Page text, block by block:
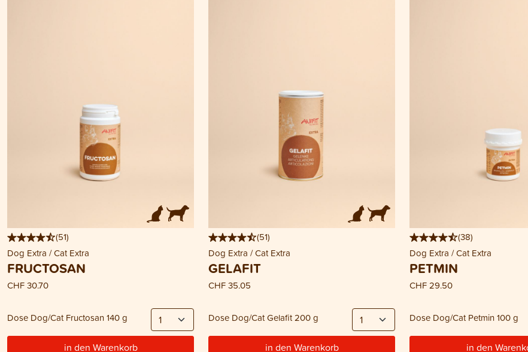
(51)
Dog Extra / Cat Extra
FRUCTOSAN
CHF 30.70
Dose Dog/Cat Fructosan 140 g
in den Warenkorb
(51)
Dog Extra / Cat Extra
GELAFIT
CHF 35.05
Dose Dog/Cat Gelafit 200 g
in den Warenkorb
(38)
Dog Extra / Cat Extra
PETMIN
CHF 29.50
Dose Dog/Cat Petmin 100 g
in den